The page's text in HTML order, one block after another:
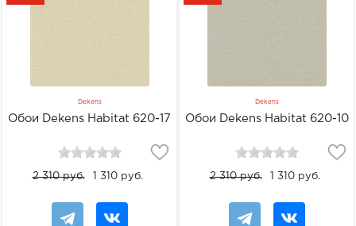
Dekens
Обои Dekens Habitat 620-17
2 310 руб. 1 310 руб.
Dekens
Обои Dekens Habitat 620-10
2 310 руб. 1 310 руб.